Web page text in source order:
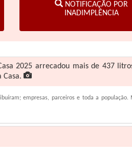
NOTIFICAÇÃO POR
INADIMPLÊNCIA
2025 arrecadou mais de 437
Casa.
empresas, parceiros e toda a população.